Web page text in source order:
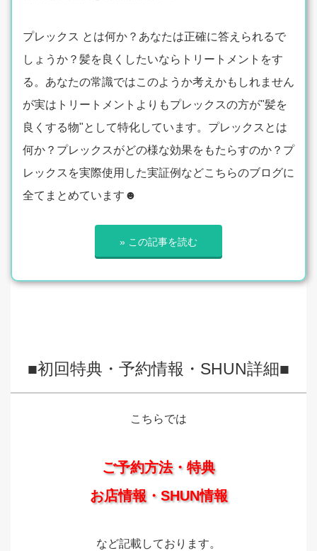
プレックス とは何か？あなたは正確に答えられるで
しょうか？髪を良くしたいならトリートメントをす
る。あなたの常識ではこのようか考えかもしれません
が実はトリートメントよりもプレックスの方が"髪を
良くする物"として特化しています。プレックスとは
何か？プレックスがどの様な効果をもたらすのか？プ
レックスを実際使用した実証例などこちらのブログに
全てまとめています☻
» この記事を読む
■初回特典・予約情報・SHUN詳細■
こちらでは
ご予約方法・特典
お店情報・SHUN情報
など記載しております。